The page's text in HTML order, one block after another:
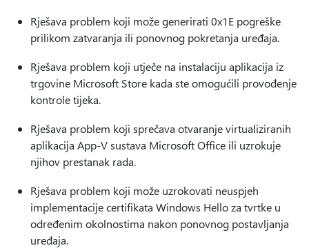
Rješava problem koji može generirati 0x1E pogreške
prilikom zatvaranja ili ponovnog pokretanja uređaja.
Rješava problem koji utječe na instalaciju aplikacija iz
trgovine Microsoft Store kada ste omogućili provođenje
kontrole tijeka.
Rješava problem koji sprečava otvaranje virtualiziranih
aplikacija App-V sustava Microsoft Office ili uzrokuje
njihov prestanak rada.
Rješava problem koji može uzrokovati neuspjeh
implementacije certifikata Windows Hello za tvrtke u
određenim okolnostima nakon ponovnog postavljanja
uređaja.